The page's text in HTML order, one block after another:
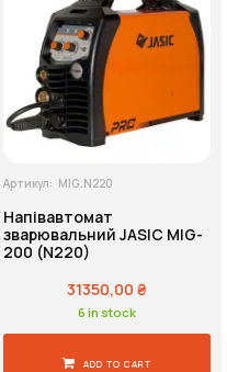
Артикул: MIG.N220
Напівавтомат
зварювальний JASIC MIG-
200 (N220)
31350,00 ₴
6 in stock
ADD TO CART